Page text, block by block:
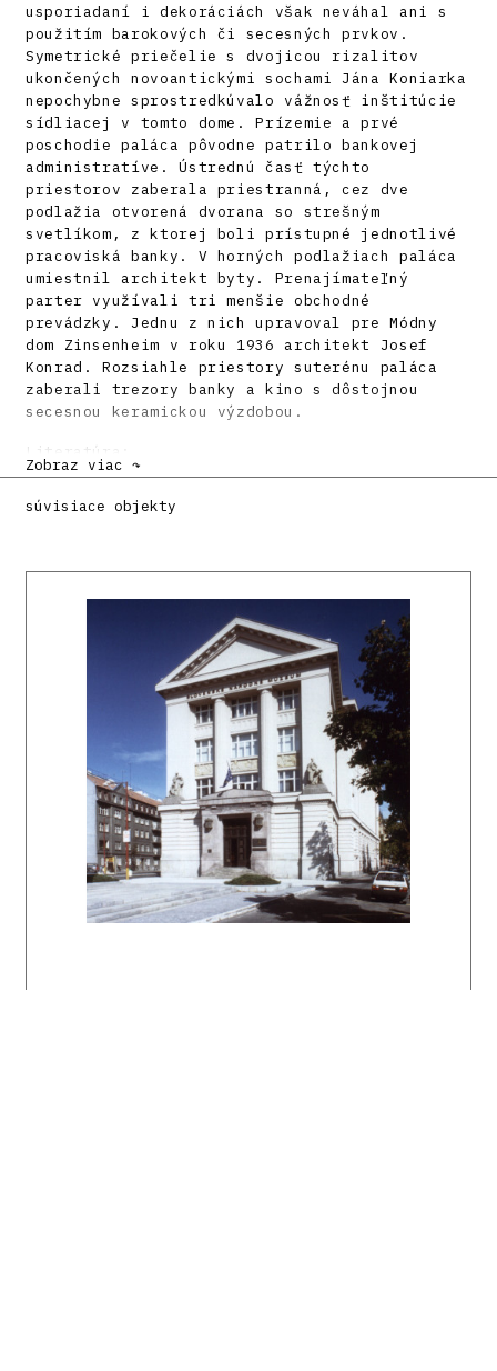
usporiadaní i dekoráciách však neváhal ani s
použitím barokových či secesných prvkov.
Symetrické priečelie s dvojicou rizalitov
ukončených novoantickými sochami Jána Koniarka
nepochybne sprostredkúvalo vážnosť inštitúcie
sídliacej v tomto dome. Prízemie a prvé
poschodie paláca pôvodne patrilo bankovej
administratíve. Ústrednú časť týchto
priestorov zaberala priestranná, cez dve
podlažia otvorená dvorana so strešným
svetlíkom, z ktorej boli prístupné jednotlivé
pracoviská banky. V horných podlažiach paláca
umiestnil architekt byty. Prenajímateľný
parter využívali tri menšie obchodné
prevádzky. Jednu z nich upravoval pre Módny
dom Zinsenheim v roku 1936 architekt Josef
Konrad. Rozsiahle priestory suterénu paláca
zaberali trezory banky a kino s dôstojnou
secesnou keramickou výzdobou.
Literatúra:
výstavy. Ed. Klára Kubičková a Anna Zajková.
In: Z novších výtvarných dejín Slovenska.
Súbor štúdií a materiálov. Ed. Ladislav
Saučin. Bratislava, Vydavateľstvo SAV 1962. s.
327 – 406 (tu s. 342).
DULLA, Matúš – MORAVČÍKOVÁ, Henrieta:
Architektúra Slovenska v 20. storočí.
Bratislava, Slovart 2002. 512 s., tu s. 168,
Zobraz viac ↷
súvisiace objekty